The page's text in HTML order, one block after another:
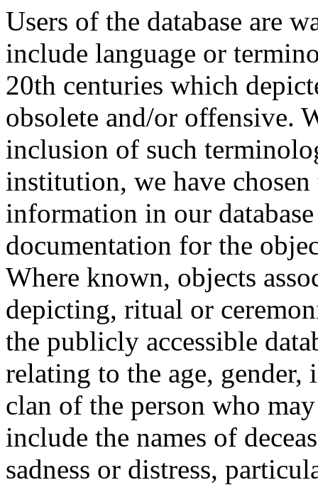
Users of the database are
include language or
20th centuries which
obsolete and/or offensive.
inclusion of such
institution, we have
information in our
documentation for the
Where known, objects
depicting, ritual or
the publicly accessible
relating to the age,
clan of the person who
include the names of
sadness or distress,